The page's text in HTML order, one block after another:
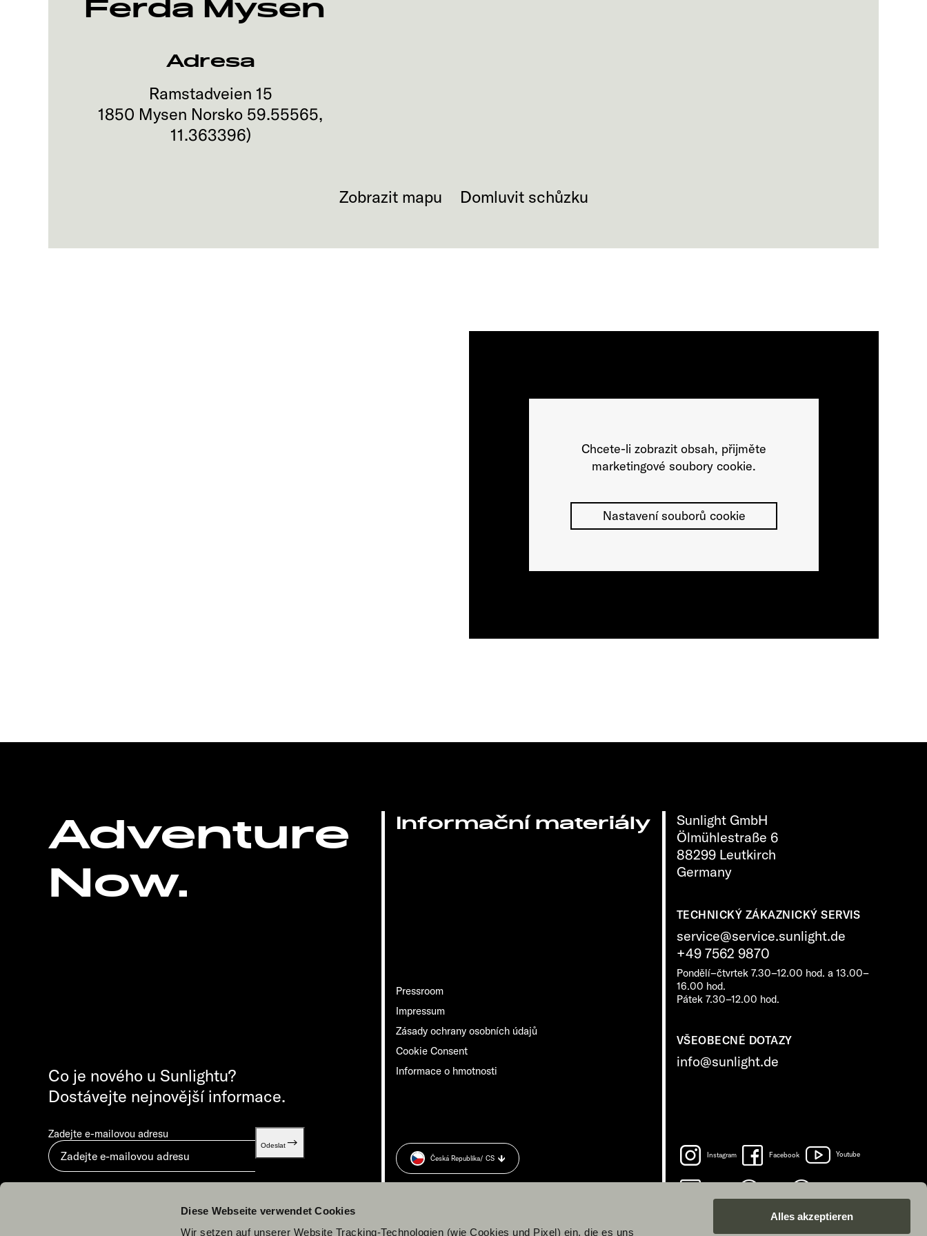
Diese Webseite verwendet Cookies
Wir setzen auf unserer Website Tracking-Technologien (wie Cookies und Pixel) ein, die es uns
Alles akzeptieren
Ferda Mysen
Adresa
Ramstadveien 15
1850 Mysen Norsko 59.55565,
11.363396)
Zobrazit mapu Domluvit schůzku
Chcete-li zobrazit obsah, přijměte
marketingové soubory cookie.
Nastavení souborů cookie
Adventure
Now.
Sunlight GmbH
Ölmühlestraße 6
88299 Leutkirch
Germany
TECHNICKÝ ZÁKAZNICKÝ SERVIS
service@service.sunlight.de
+49 7562 9870
Pondělí–čtvrtek 7.30–12.00 hod. a 13.00–
16.00 hod.
Pátek 7.30–12.00 hod.
VŠEOBECNÉ DOTAZY
info@sunlight.de
Informační materiály
Pressroom
Impressum
Zásady ochrany osobních údajů
Cookie Consent
Informace o hmotnosti
Co je nového u Sunlightu?
Dostávejte nejnovější informace.
Zadejte e-mailovou adresu
Odeslat
Odesláním vyjadřujete souhlas s dokumentem „
Instagram Facebook Youtube
Česká Republika/ CS